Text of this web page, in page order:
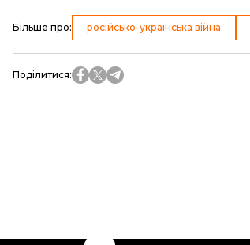
Більше про: російсько-українська війна
Поділитися: